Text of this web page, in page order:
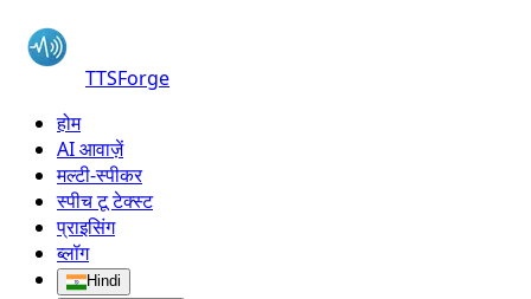
TTSForge
होम
AI आवाज़ें
मल्टी-स्पीकर
स्पीच टू टेक्स्ट
प्राइसिंग
ब्लॉग
Hindi